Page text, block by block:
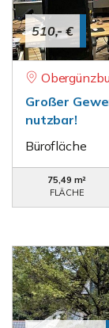
510,- €
Großer
nutzbar!
Bürofläche
75,49 m²
FLÄCHE